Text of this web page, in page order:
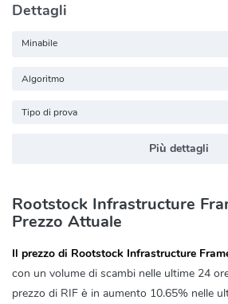
Dettagli
Minabile
Algoritmo
Tipo di prova
Più dettagli
Rootstock Infrastructure
Prezzo Attuale
Il prezzo di Rootstock Infrastructure
con un volume di scambi nelle ultime 24
prezzo di RIF è in aumento 10.65% nelle